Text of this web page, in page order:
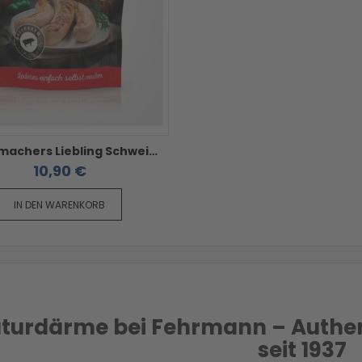
Wurstmachers Liebling Schweinedarm 30/32 - 25 Meter im Beutel
10,90 €
IN DEN WARENKORB
bei Fehrmann –
seit 1937